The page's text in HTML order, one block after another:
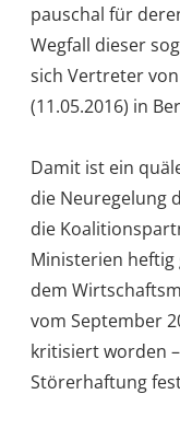
pauschal für
Wegfall dieser
sich Vertreter
(11.05.2016) in
Damit ist ein
die Neuregelung
die
Ministerien heftig
dem
vom September
kritisiert worden
Störerhaftung